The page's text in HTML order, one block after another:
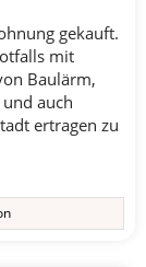
gekauft.
mit
Baulärm,
auch
ertragen zu